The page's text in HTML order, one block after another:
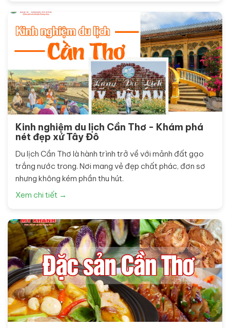
Kinh nghiệm du lịch Cần Thơ - Khám phá
nét đẹp xứ Tây Đô
Du lịch Cần Thơ là hành trình trở về với mảnh đất gạo
trắng nước trong. Nơi mang vẻ đẹp chất phác, đơn sơ
nhưng không kém phần thu hút.
Xem chi tiết →